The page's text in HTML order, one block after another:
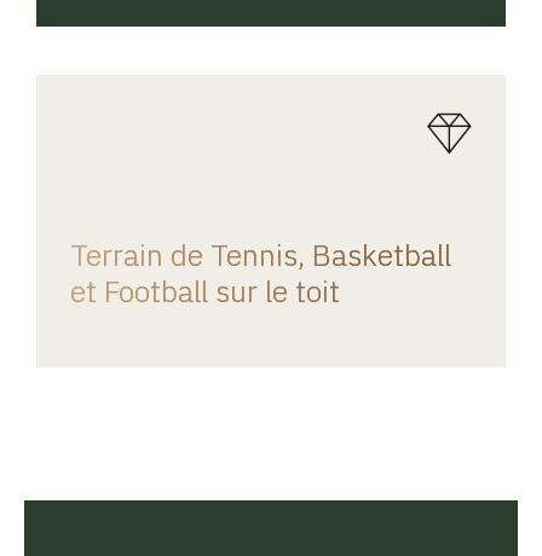
Terrain de Tennis, Basketball
et Football sur le toit